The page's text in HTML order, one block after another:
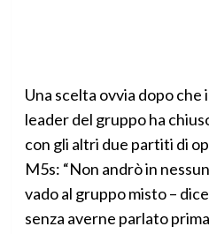
Una scelta ovvia dopo che
leader del gruppo ha
con gli altri due partiti di
M5s: “Non andrò in
vado al gruppo misto –
senza averne parlato